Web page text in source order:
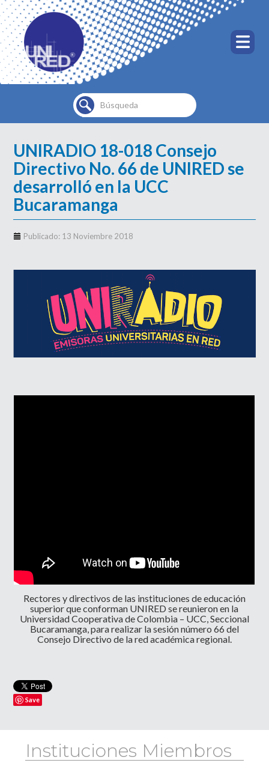
Buscar...
UNIRADIO 18-018 Consejo
Directivo No. 66 de UNIRED se
desarrolló en la UCC
Bucaramanga
Publicado: 13 Noviembre 2018
Rectores y directivos de las instituciones de educación
superior que conforman UNIRED se reunieron en la
Universidad Cooperativa de Colombia – UCC, Seccional
Bucaramanga, para realizar la sesión número 66 del
Consejo Directivo de la red académica regional.
Save
Instituciones Miembros